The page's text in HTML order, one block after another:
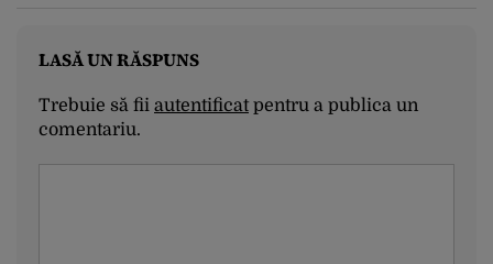
LASĂ UN RĂSPUNS
Trebuie să fii autentificatpentru a publica un
comentariu.